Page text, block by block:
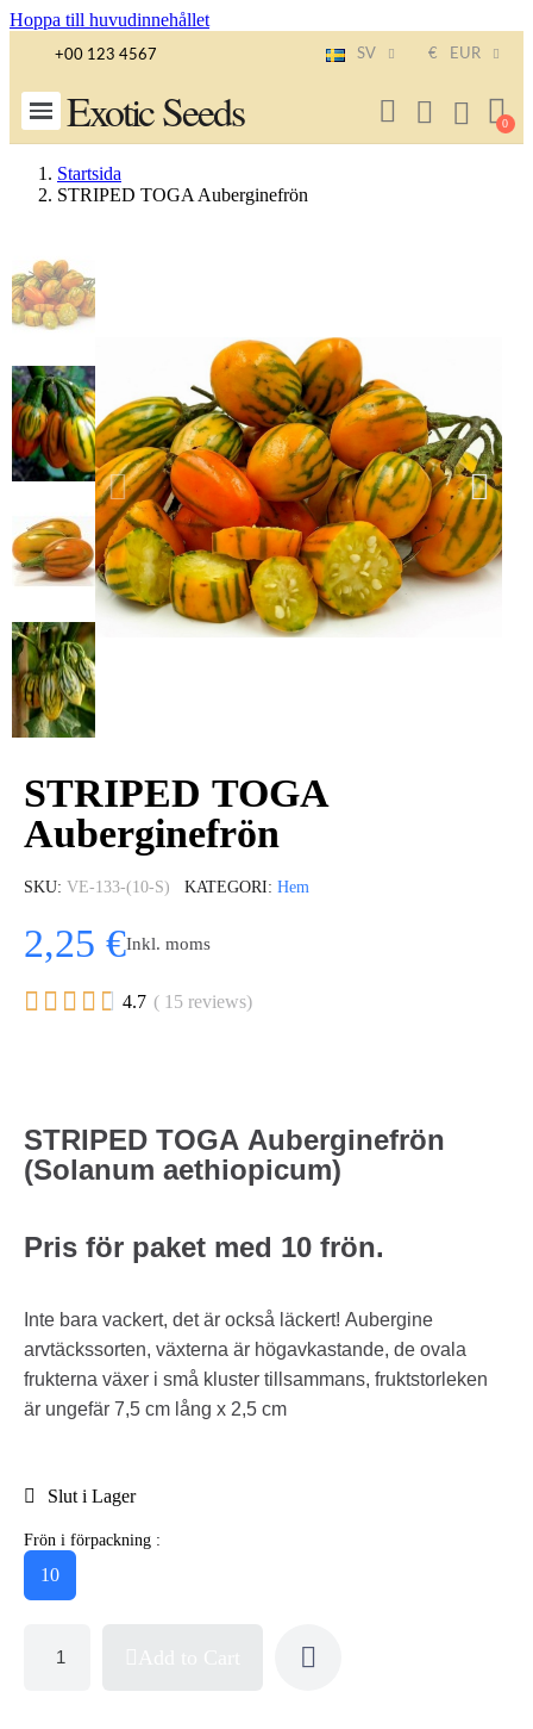
Hoppa till huvudinnehållet
+00 123 4567 SV € EUR
Exotic Seeds
Startsida
STRIPED TOGA Auberginefrön
STRIPED TOGA
Auberginefrön
SKU VE-133-(10-S) KATEGORI Hem
2,25 €Inkl. moms
     4.7 ( 15 reviews)
STRIPED TOGA Auberginefrön
(Solanum aethiopicum)
Pris för paket med 10 frön.
Inte bara vackert, det är också läckert! Aubergine
arvtäckssorten, växterna är högavkastande, de ovala
frukterna växer i små kluster tillsammans, fruktstorleken
är ungefär 7,5 cm lång x 2,5 cm
Slut i Lager
Frön i förpackning :
10